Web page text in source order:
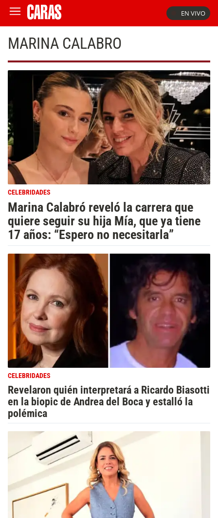
EN VIVO
MARINA CALABRO
CELEBRIDADES
Marina Calabró reveló la carrera que
quiere seguir su hija Mía, que ya tiene
17 años: “Espero no necesitarla”
CELEBRIDADES
Revelaron quién interpretará a Ricardo Biasotti
en la biopic de Andrea del Boca y estalló la
polémica